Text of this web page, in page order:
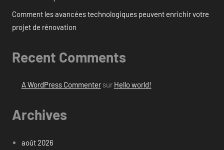
Comment les avancées technologiques peuvent enrichir votre
projet de rénovation
Recent Comments
A WordPress Commentersur Hello world!
Archives
août 2026